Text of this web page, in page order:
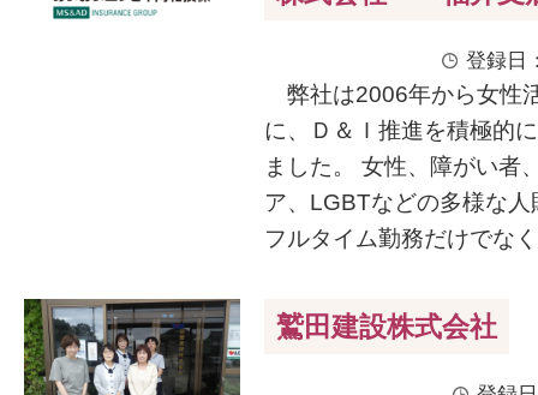
登録日
弊社は2006年から女性
に、Ｄ＆Ｉ推進を積極的
ました。 女性、障がい者
ア、LGBTなどの多様な
フルタイム勤務だけでな
鷲田建設株式会社